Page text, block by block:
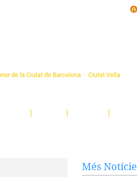
de la Ciutat de Barcelona · Ciutat Vella
Més